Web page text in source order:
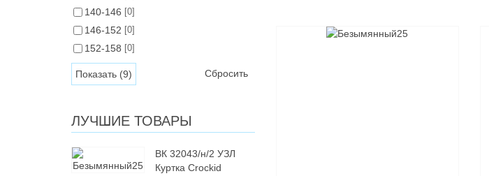
140-146 [0]
146-152 [0]
152-158 [0]
Сбросить
ЛУЧШИЕ ТОВАРЫ
ВК 32043/н/2 УЗЛ
Куртка Crockid